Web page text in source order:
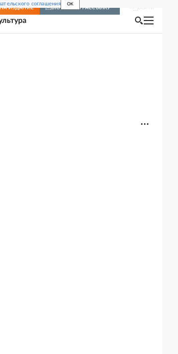
соглашения OK
НА ИЗДАНИЕ ВКЛЮЧИТЬ РАССЫЛКУ